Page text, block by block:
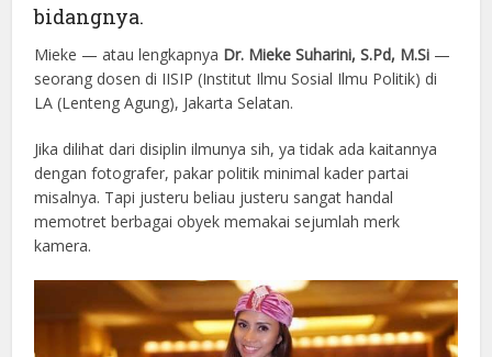
bidangnya.
Mieke — atau lengkapnya Dr. Mieke Suharini, S.Pd, M.Si —
seorang dosen di IISIP (Institut Ilmu Sosial Ilmu Politik) di
LA (Lenteng Agung), Jakarta Selatan.
Jika dilihat dari disiplin ilmunya sih, ya tidak ada kaitannya
dengan fotografer, pakar politik minimal kader partai
misalnya. Tapi justeru beliau justeru sangat handal
memotret berbagai obyek memakai sejumlah merk
kamera.